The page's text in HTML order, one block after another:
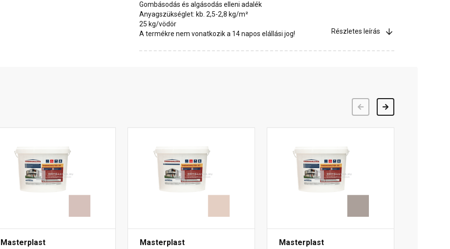
Gombásodás és algásodás elleni adalék
Anyagszükséglet: kb. 2,5-2,8 kg/m²
25 kg/vödör
A termékre nem vonatkozik a 14 napos elállási jog!
Részletes leírás
Masterplast
Masterplast
Masterplast